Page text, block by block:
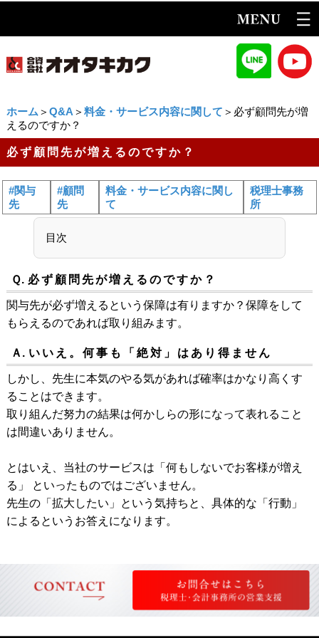
ホーム ＞ Q&A ＞ 料金・サービス内容に関して ＞必ず顧問先が増
えるのですか？
必ず顧問先が増えるのですか？
#関与
先
#顧問
先
料金・サービス内容に関し
て
税理士事務
所
目次
Ｑ. 必ず顧問先が増えるのですか？
関与先が必ず増えるという保障は有りますか？保障をして
もらえるのであれば取り組みます。
Ａ. いいえ。何事も「絶対」はあり得ません
しかし、先生に本気のやる気があれば確率はかなり高くす
ることはできます。
取り組んだ努力の結果は何かしらの形になって表れること
は間違いありません。
とはいえ、当社のサービスは「何もしないでお客様が増え
る」 といったものではございません。
先生の「拡大したい」という気持ちと、具体的な「行動」
によるというお答えになります。